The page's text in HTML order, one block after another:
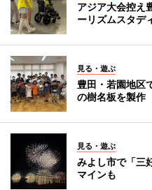
アジア大会控え
ーリズムスタデ
見る・遊ぶ
豊田・若園地区
の樹名板を製作
見る・遊ぶ
みよし市で「三
マインも